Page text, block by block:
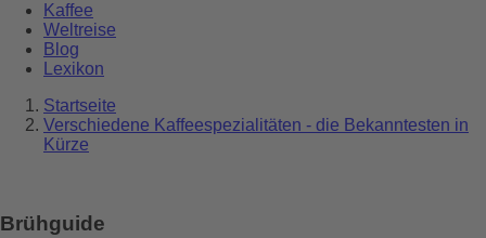
Kaffee
Weltreise
Blog
Lexikon
Startseite
Verschiedene Kaffeespezialitäten - die Bekanntesten in
Kürze
Brühguide